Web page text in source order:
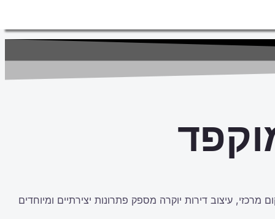
עיצוב דירות יוקרה מספק פתרונות יצירתיים ומיוחדים